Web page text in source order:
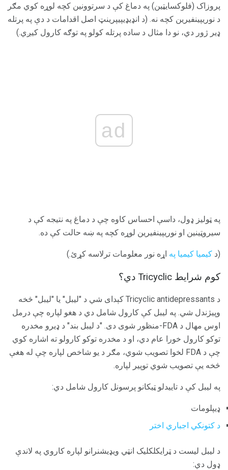
پروزاک (فلوکسایټین) په دماغ کې د سرتوونین کچه لوړه کوي مګر
د نوریپینفیرین کچه نه. (د انډیډیپيپرینټ اصل اقدامات د دې په پرتله
ډیر ژور دي، نو دا مثال د ساده پرتله کولو په توګه کارول کیږي.)
ad
په ټولیز ډول، داسې احساس کاوه چې د دماغ په نتیجه کې د
سیروټینین او نوریپینفیرین لوړه کچه په ښه حالت کې ده.
(د کیمیا کیمیا په اړه نور معلومات ترلاسه کړئ.)
کوم شرایط Tricyclic دي؟
د Tricyclic antidepressants کېدای شي د "لیبل" یا "لیبل" څخه
وپیژندل شي. په لیبل کې کارول شامل دي د هغو لپاره چې درمل
اوس مهال د FDA-منظور شوی دی. "د لیبل بند" د ډیرو مخدره
توکو کارول خورا عام دي، او د مخدره توکو کارولو ته اشاره کوي
چې د FDA لخوا تصویب شوي، مګر د یو شاخص لپاره چې له هغې
څخه یې تصویب شوي توپیر لپاره.
په لیبل کې د تاییدلو ټیکانو پرسونل کارول شامل دي:
ډیپلومات
د کتونکي اجباري اختر
د لیبل لیست د ټرایکلکلیک انټي ویډیشنرانو لپاره کاروي په لاندې
ډول دي: